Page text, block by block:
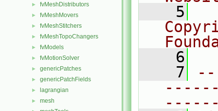
► fvMeshDistributors
► fvMeshMovers
► fvMeshStitchers
► fvMeshTopoChangers
► fvModels
► fvMotionSolver
► genericPatches
► genericPatchFields
► lagrangian
► mesh
    5
    6
    7